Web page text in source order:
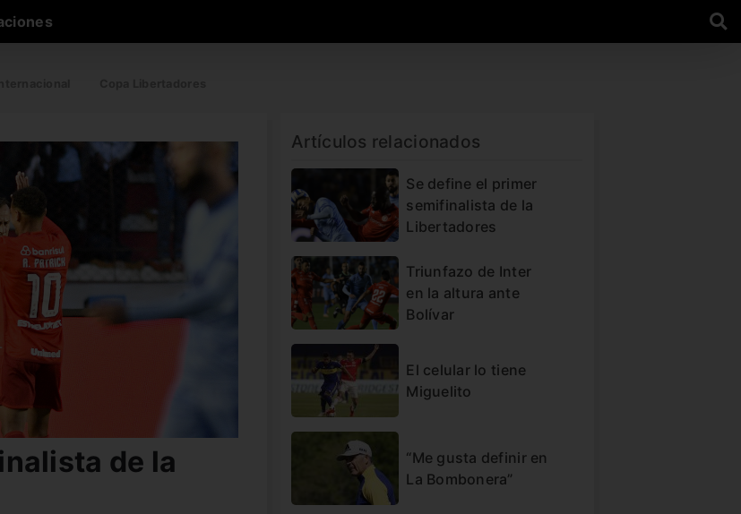
de la
Artículos relacionados
Se define el primer
semifinalista de la
Libertadores
Triunfazo de Inter
en la altura ante
Bolívar
El celular lo tiene
Miguelito
“Me gusta definir en
La Bombonera”